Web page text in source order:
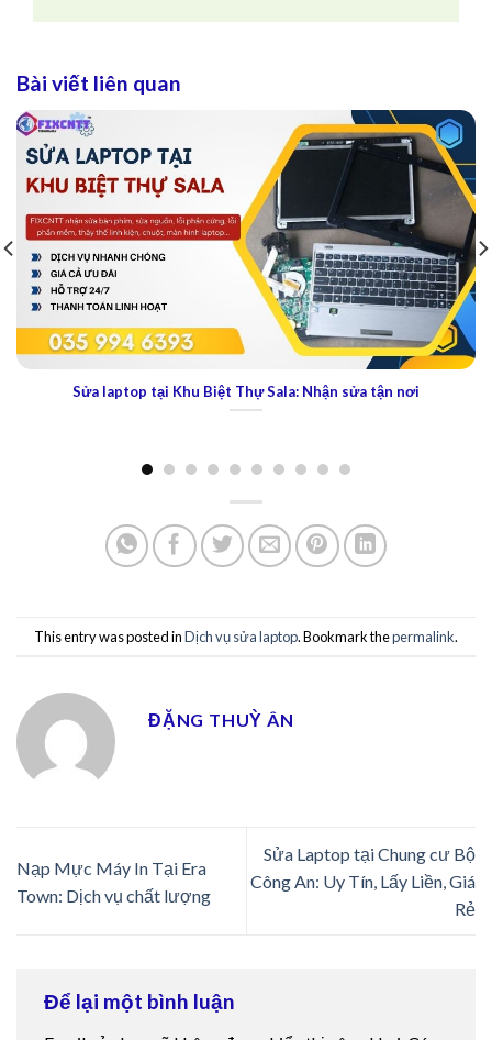
Bài viết liên quan
Sửa laptop tại City Horse: Dịch vụ sửa chữa nhanh chóng
This entry was posted inDịch vụ sửa laptop. Bookmark thepermalink.
ĐẶNG THUỲ ÂN
Nạp Mực Máy In Tại Era
Town: Dịch vụ chất lượng
Sửa Laptop tại Chung cư Bộ
Công An: Uy Tín, Lấy Liền, Giá
Rẻ
Để lại một bình luận